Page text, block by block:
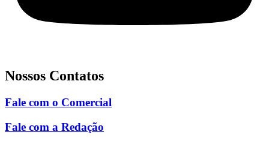
Nossos Contatos
Fale com o Comercial
Fale com a Redação